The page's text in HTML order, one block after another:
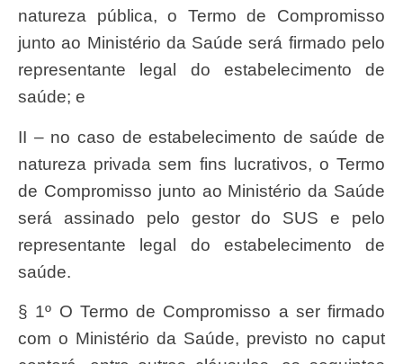
natureza pública, o Termo de Compromisso
junto ao Ministério da Saúde será firmado pelo
representante legal do estabelecimento de
saúde; e
II – no caso de estabelecimento de saúde de
natureza privada sem fins lucrativos, o Termo
de Compromisso junto ao Ministério da Saúde
será assinado pelo gestor do SUS e pelo
representante legal do estabelecimento de
saúde.
§ 1º O Termo de Compromisso a ser firmado
com o Ministério da Saúde, previsto no caput